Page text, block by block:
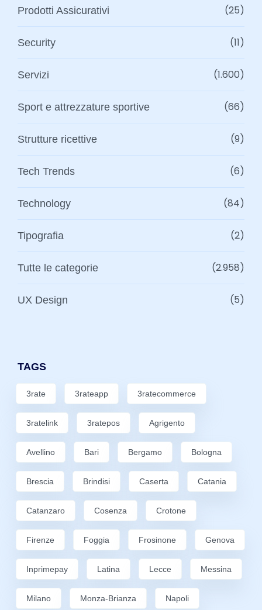
Prodotti Assicurativi (25)
Security (11)
Servizi (1.600)
Sport e attrezzature sportive (66)
Strutture ricettive (9)
Tech Trends (6)
Technology (84)
Tipografia (2)
Tutte le categorie (2.958)
UX Design (5)
TAGS
3rate 3rateapp 3ratecommerce
3ratelink 3ratepos Agrigento
Avellino Bari Bergamo Bologna
Brescia Brindisi Caserta Catania
Catanzaro Cosenza Crotone
Firenze Foggia Frosinone Genova
Inprimepay Latina Lecce Messina
Milano Monza-Brianza Napoli